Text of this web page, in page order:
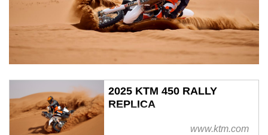
2025 KTM 450 RALLY
REPLICA
www.ktm.com